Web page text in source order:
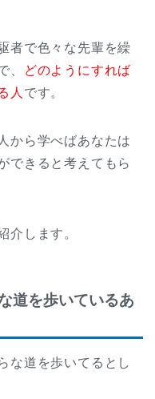
者で色々な先輩を繰
、
どのようにすれば
人 です。
から学べばあなたは
できると考えてもら
介します。
道を歩いているあ
な道を歩いてるとし